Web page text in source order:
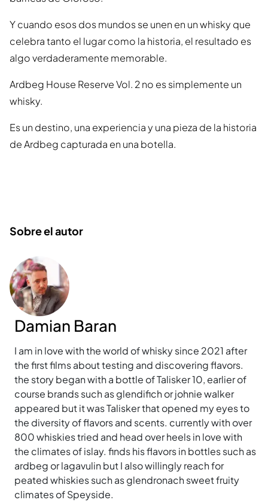
Y cuando esos dos mundos se unen en un whisky que
celebra tanto el lugar como la historia, el resultado es
algo verdaderamente memorable.
Ardbeg House Reserve Vol. 2 no es simplemente un
whisky.
Es un destino, una experiencia y una pieza de la historia
de Ardbeg capturada en una botella.
Sobre el autor
Damian Baran
I am in love with the world of whisky since 2021 after
the first films about testing and discovering flavors.
the story began with a bottle of Talisker 10, earlier of
course brands such as glendifich or johnie walker
appeared but it was Talisker that opened my eyes to
the diversity of flavors and scents. currently with over
800 whiskies tried and head over heels in love with
the climates of islay. finds his flavors in bottles such as
ardbeg or lagavulin but I also willingly reach for
peated whiskies such as glendronach sweet fruity
climates of Speyside.